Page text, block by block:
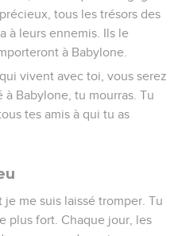
tous les trésors des
à leurs ennemis. Ils le
à Babylone.
vivent avec toi, vous serez
à Babylone, tu mourras. Tu
tes amis à qui tu as
je me suis laissé tromper. Tu
plus fort. Chaque jour, les